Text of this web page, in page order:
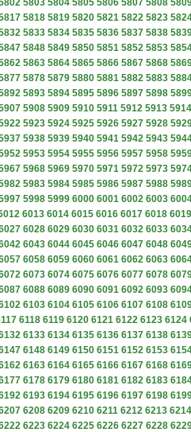
5803 5804 5805 5806 5807 5808
5818 5819 5820 5821 5822 5823
5833 5834 5835 5836 5837 5838
5848 5849 5850 5851 5852 5853
5863 5864 5865 5866 5867 5868
5878 5879 5880 5881 5882 5883
5893 5894 5895 5896 5897 5898
5908 5909 5910 5911 5912 5913 5914
5923 5924 5925 5926 5927 5928
5938 5939 5940 5941 5942 5943
5953 5954 5955 5956 5957 5958
5968 5969 5970 5971 5972 5973
5983 5984 5985 5986 5987 5988
5998 5999 6000 6001 6002 6003
6013 6014 6015 6016 6017 6018 6019
6028 6029 6030 6031 6032 6033
6043 6044 6045 6046 6047 6048
6058 6059 6060 6061 6062 6063
6073 6074 6075 6076 6077 6078
6088 6089 6090 6091 6092 6093
6103 6104 6105 6106 6107 6108
6118 6119 6120 6121 6122 6123 6124
6133 6134 6135 6136 6137 6138
6148 6149 6150 6151 6152 6153
6163 6164 6165 6166 6167 6168
6178 6179 6180 6181 6182 6183
6193 6194 6195 6196 6197 6198
6208 6209 6210 6211 6212 6213 6214
6223 6224 6225 6226 6227 6228